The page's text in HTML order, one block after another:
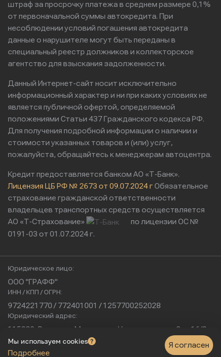
штраф за просрочку платежа в среднем размере 0,1%
от первоначальной суммы автокредита. При
несоблюдении условий погашения автокредита
данные о нарушителе могут быть переданы в
специальный реестр должников и коллекторское
агентство для взыскания задолженности.
Данный Интернет-сайт носит исключительно
информационный характер и ни при каких условиях не
является публичной офертой, определяемой
положениями Статьи 437 Гражданского кодекса РФ.
Для получения подробной информации о наличии и
стоимости указанных товаров и (или) услуг,
пожалуйста, обращайтесь к менеджерам автоцентра.
Кредит предоставляется банком АО «Т-Банк».
Лицензия ЦБ РФ № 2673 от 09.07.2024 гОбязательное
страхование гражданской ответственности
владельцев транспортных средств осуществляется
АО «Т-Страхование»
по лицензии ОС №
0191-03 от 01.07.2024 г.
Юридическое лицо:
ООО "ГРАФФ"
ИНН / КПП / ОГРН:
9724221770 / 772401001 / 1257700252028
Юридический адрес:
115230, Россия, г. Москва, ул. Нагатинская, д. 2, п. 16/2
Физический адрес:
г. Москва, Нагатинская улица, 16к1с5
Мы используем cookies
Подробнее
Я согласен